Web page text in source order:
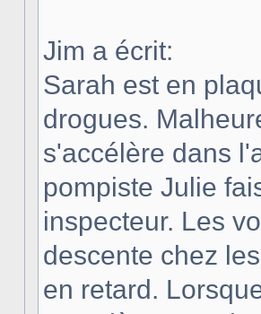
Jim a écrit:
Sarah est en
drogues.
s'accélère dans
pompiste Julie
inspecteur. Les
descente chez
en retard.